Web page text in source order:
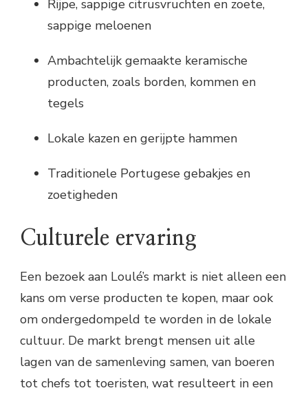
Rijpe, sappige citrusvruchten en zoete,
sappige meloenen
Ambachtelijk gemaakte keramische
producten, zoals borden, kommen en
tegels
Lokale kazen en gerijpte hammen
Traditionele Portugese gebakjes en
zoetigheden
Culturele ervaring
Een bezoek aan Loulé’s markt is niet alleen een
kans om verse producten te kopen, maar ook
om ondergedompeld te worden in de lokale
cultuur. De markt brengt mensen uit alle
lagen van de samenleving samen, van boeren
tot chefs tot toeristen, wat resulteert in een